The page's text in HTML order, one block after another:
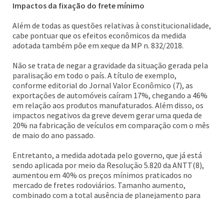
Impactos da fixação do frete mínimo
Além de todas as questões relativas à constitucionalidade,
cabe pontuar que os efeitos econômicos da medida
adotada também põe em xeque da MP n. 832/2018.
Não se trata de negar a gravidade da situação gerada pela
paralisação em todo o país. A título de exemplo,
conforme editorial do Jornal Valor Econômico (7), as
exportações de automóveis caíram 17%, chegando a 46%
em relação aos produtos manufaturados. Além disso, os
impactos negativos da greve devem gerar uma queda de
20% na fabricação de veículos em comparação com o mês
de maio do ano passado.
Entretanto, a medida adotada pelo governo, que já está
sendo aplicada por meio da Resolução 5.820 da ANTT(8),
aumentou em 40% os preços mínimos praticados no
mercado de fretes rodoviários. Tamanho aumento,
combinado com a total ausência de planejamento para